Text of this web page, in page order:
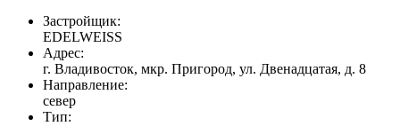
Застройщик:
EDELWEISS
Адрес:
г. Владивосток, мкр. Пригород, ул. Двенадцатая, д. 8
Направление:
север
Тип: